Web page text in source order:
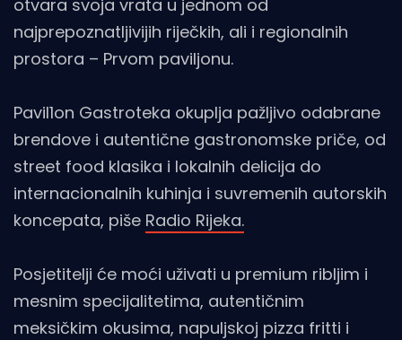
otvara svoja vrata u jednom od
najprepoznatljivijih riječkih, ali i regionalnih
prostora – Prvom paviljonu.
Pavil1on Gastroteka okuplja pažljivo odabrane
brendove i autentične gastronomske priče, od
street food klasika i lokalnih delicija do
internacionalnih kuhinja i suvremenih autorskih
koncepata, piše Radio Rijeka.
Posjetitelji će moći uživati u premium ribljim i
mesnim specijalitetima, autentičnim
meksičkim okusima, napuljskoj pizza fritti i